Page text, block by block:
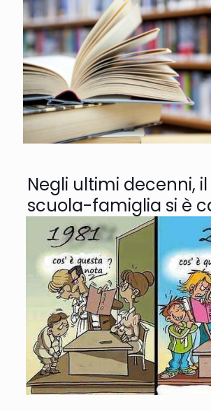
Negli ultimi decenni,
scuola-famiglia si è